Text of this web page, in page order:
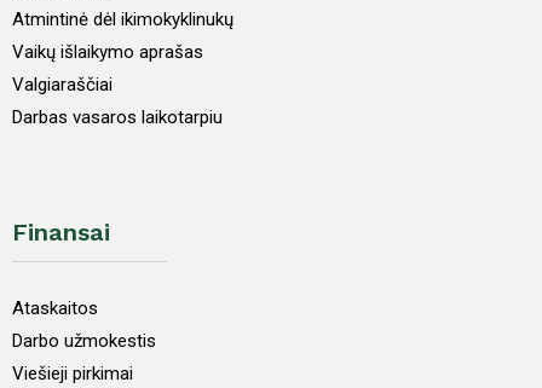
Atmintinė dėl ikimokyklinukų
Vaikų išlaikymo aprašas
Valgiaraščiai
Darbas vasaros laikotarpiu
Finansai
Ataskaitos
Darbo užmokestis
Viešieji pirkimai